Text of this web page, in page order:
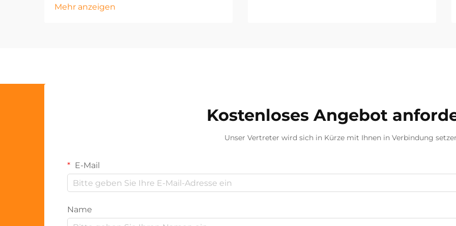
Mehr anzeigen
Kostenloses Angebot
Unser Vertreter wird sich in Kürze mit Ihnen in Verbindung
E-Mail
Name